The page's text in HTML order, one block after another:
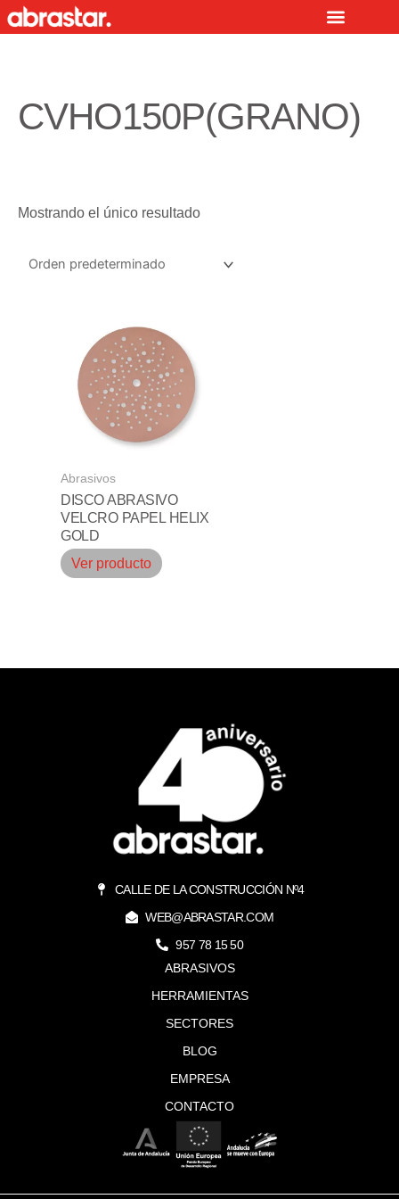
al
CVHO150P(GRANO)
Mostrando el único resultado
Abrasivos
DISCO ABRASIVO
VELCRO PAPEL HELIX
GOLD
Ver producto
ABRASIVOS
HERRAMIENTAS
SECTORES
BLOG
EMPRESA
CONTACTO
CALLE DE LA CONSTRUCCIÓN Nº4
WEB@ABRASTAR.COM
957 78 15 50